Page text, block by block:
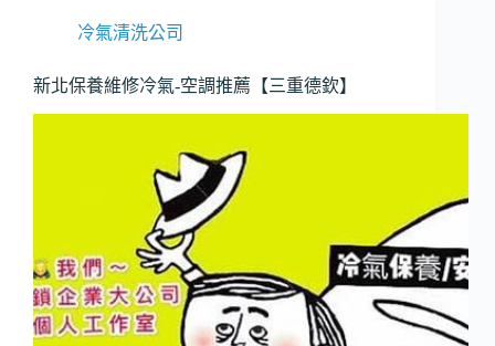
移
機、
裝、
保
冷氣清洗公司
新北保養維修冷氣-空調推薦【三重德欽】